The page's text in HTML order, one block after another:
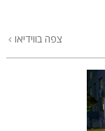
צפה בווידיאו